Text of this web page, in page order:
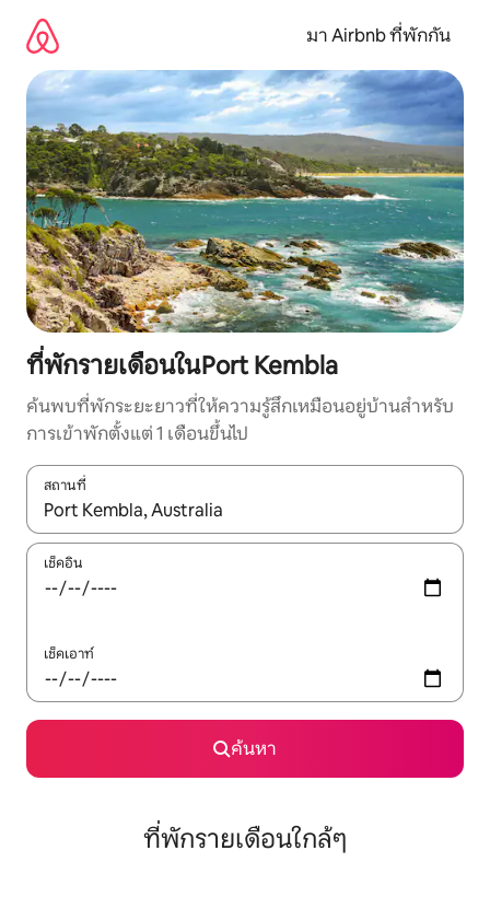
เนื้อหา
มา Airbnb ที่พักกัน
ที่พักรายเดือนในPort Kembla
ค้นพบที่พักระยะยาวที่ให้ความรู้สึกเหมือนอยู่บ้านสำหรับ
การเข้าพักตั้งแต่ 1 เดือนขึ้นไป
สถานที่
ใช้ลูกศรขึ้นลง หรือใช้การสัมผัสหรือปัด เพื่อสำรวจผลการค้นหา
เช็คอิน
เช็คเอาท์
ค้นหา
ที่พักรายเดือนใกล้ๆ